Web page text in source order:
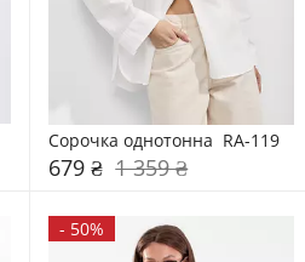
Сорочка однотонна  RA-119
679 ₴ 1 359 ₴
- 50%